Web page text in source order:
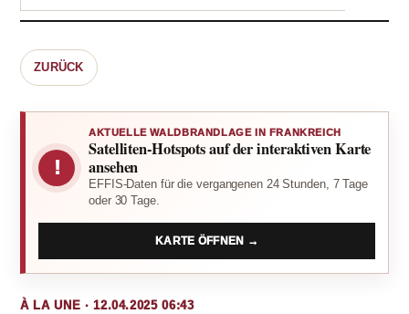
ZURÜCK
!
AKTUELLE WALDBRANDLAGE IN FRANKREICH
Satelliten-Hotspots auf der interaktiven Karte
ansehen
EFFIS-Daten für die vergangenen 24 Stunden, 7 Tage
oder 30 Tage.
KARTE ÖFFNEN →
À LA UNE · 12.04.2025 06:43